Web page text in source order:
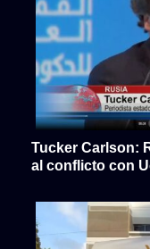
Tucker Carlson:
al conflicto con